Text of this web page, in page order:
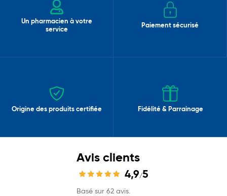
Un pharmacien à votre
service
Paiement sécurisé
Origine des produits certifiée Fidélité & Parrainage
Avis clients
4,9/5
Basé sur 62 avis.